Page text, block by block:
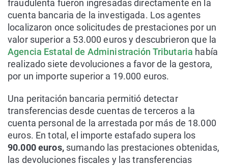
fraudulenta fueron ingresadas directamente en la
cuenta bancaria de la investigada. Los agentes
localizaron once solicitudes de prestaciones por un
valor superior a 53.000 euros y descubrieron que la
Agencia Estatal de Administración Tributaria había
realizado siete devoluciones a favor de la gestora,
por un importe superior a 19.000 euros.
Una peritación bancaria permitió detectar
transferencias desde cuentas de terceros a la
cuenta personal de la arrestada por más de 18.000
euros. En total, el importe estafado supera los
90.000 euros,sumando las prestaciones obtenidas,
las devoluciones fiscales y las transferencias